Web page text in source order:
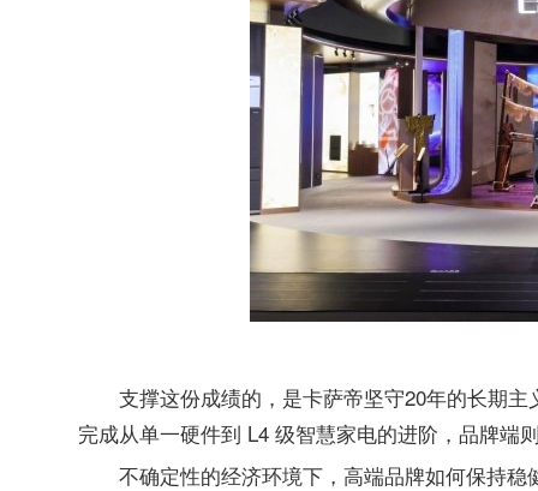
支撑这份成绩的，是卡萨帝坚守20年的长期
完成从单一硬件到 L4 级智慧家电的进阶，品牌端
不确定性的经济环境下，高端品牌如何保持